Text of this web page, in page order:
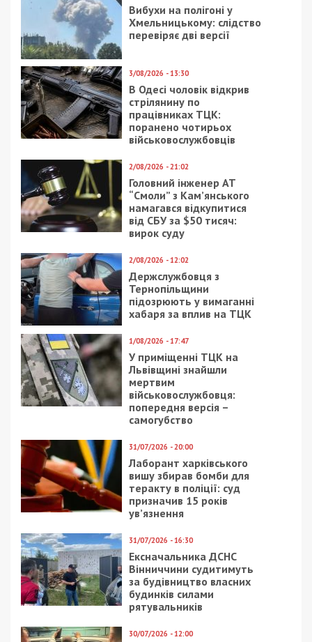
Вибухи на полігоні у
Хмельницькому: слідство
перевіряє дві версії
3/08/2026 - 13:30
В Одесі чоловік відкрив
стрілянину по
працівниках ТЦК:
поранено чотирьох
військовослужбовців
2/08/2026 - 21:02
Головний інженер АТ
“Смоли” з Кам’янського
намагався відкупитися
від СБУ за $50 тисяч:
вирок суду
2/08/2026 - 12:02
Держслужбовця з
Тернопільщини
підозрюють у вимаганні
хабаря за вплив на ТЦК
1/08/2026 - 17:47
У приміщенні ТЦК на
Львівщині знайшли
мертвим
військовослужбовця:
попередня версія –
самогубство
31/07/2026 - 20:00
Лаборант харківського
вишу збирав бомби для
теракту в поліції: суд
призначив 15 років
ув’язнення
31/07/2026 - 16:30
Ексначальника ДСНС
Вінниччини судитимуть
за будівництво власних
будинків силами
рятувальників
30/07/2026 - 12:00